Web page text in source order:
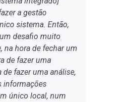
a gestão
sistema. Então,
desafio muito
na hora de fechar um
de fazer uma
de fazer uma análise,
informações
único local, num